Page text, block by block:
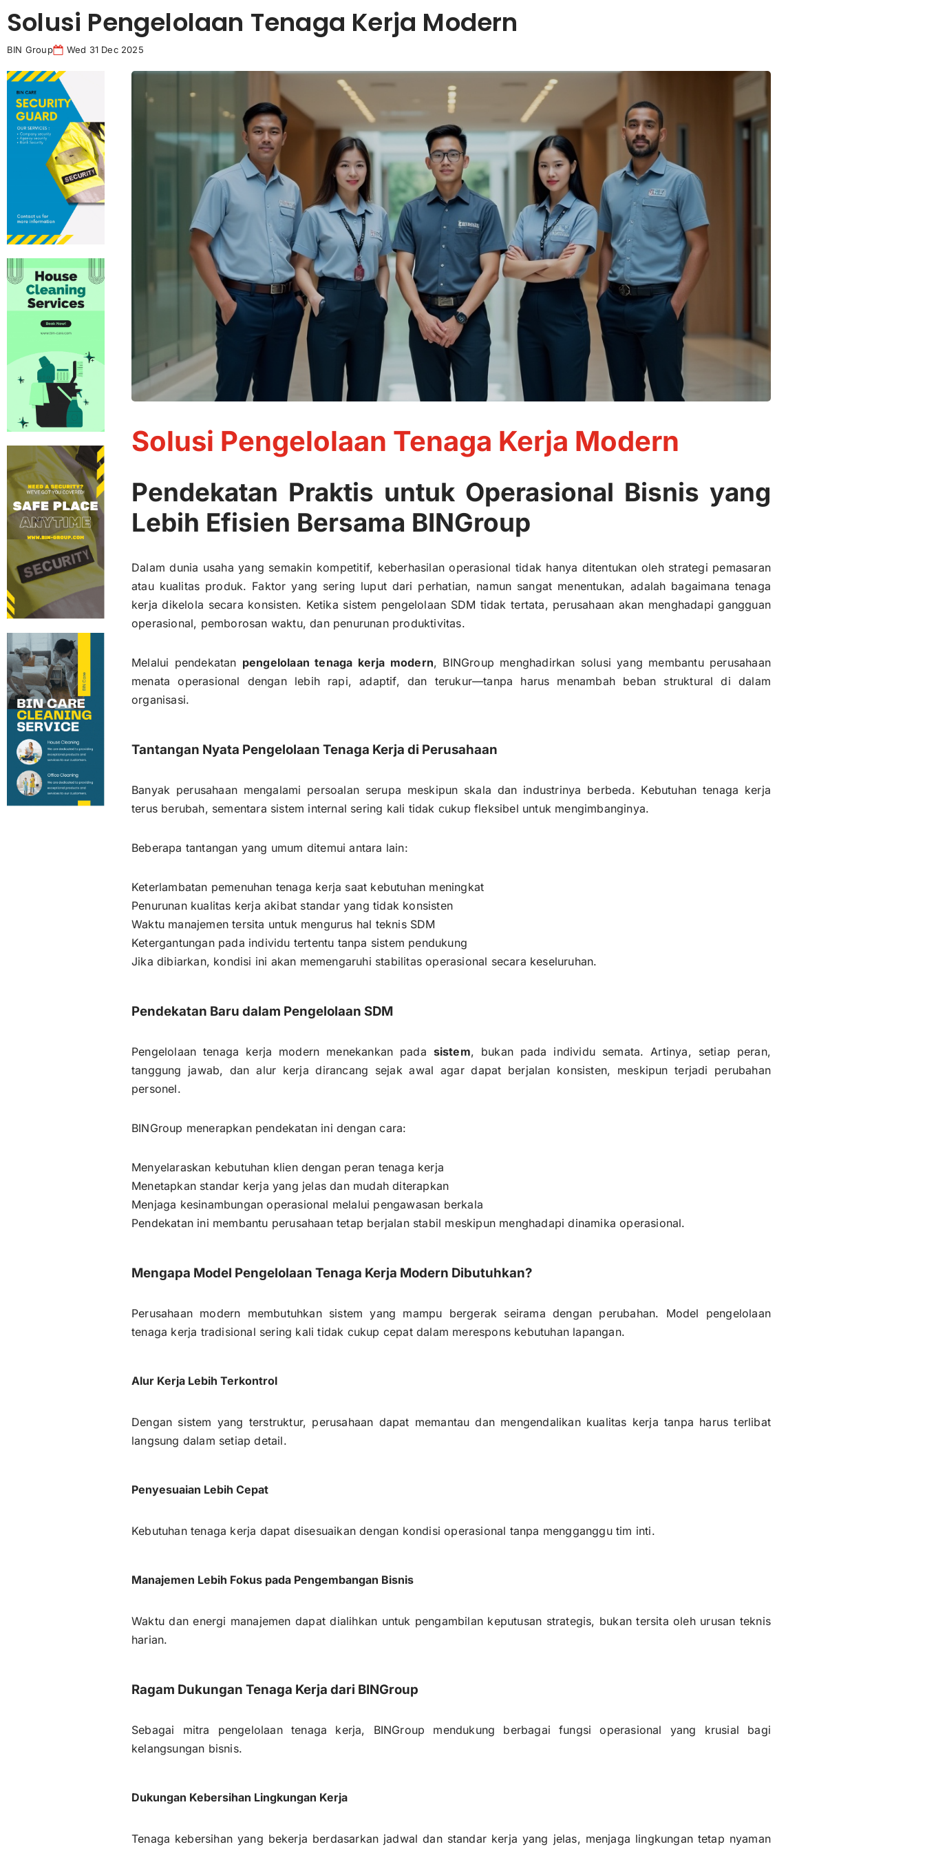
Solusi Pengelolaan Tenaga Kerja Modern
BIN Group Wed 31 Dec 2025
Solusi Pengelolaan Tenaga Kerja Modern
Pendekatan Praktis untuk Operasional Bisnis yang
Lebih Efisien Bersama BINGroup
Dalam dunia usaha yang semakin kompetitif, keberhasilan operasional tidak hanya ditentukan oleh strategi pemasaran
atau kualitas produk. Faktor yang sering luput dari perhatian, namun sangat menentukan, adalah bagaimana tenaga
kerja dikelola secara konsisten. Ketika sistem pengelolaan SDM tidak tertata, perusahaan akan menghadapi gangguan
operasional, pemborosan waktu, dan penurunan produktivitas.
Melalui pendekatan pengelolaan tenaga kerja modern, BINGroup menghadirkan solusi yang membantu perusahaan
menata operasional dengan lebih rapi, adaptif, dan terukur—tanpa harus menambah beban struktural di dalam
organisasi.
Tantangan Nyata Pengelolaan Tenaga Kerja di Perusahaan
Banyak perusahaan mengalami persoalan serupa meskipun skala dan industrinya berbeda. Kebutuhan tenaga kerja
terus berubah, sementara sistem internal sering kali tidak cukup fleksibel untuk mengimbanginya.
Beberapa tantangan yang umum ditemui antara lain:
Keterlambatan pemenuhan tenaga kerja saat kebutuhan meningkat
Penurunan kualitas kerja akibat standar yang tidak konsisten
Waktu manajemen tersita untuk mengurus hal teknis SDM
Ketergantungan pada individu tertentu tanpa sistem pendukung
Jika dibiarkan, kondisi ini akan memengaruhi stabilitas operasional secara keseluruhan.
Pendekatan Baru dalam Pengelolaan SDM
Pengelolaan tenaga kerja modern menekankan pada sistem, bukan pada individu semata. Artinya, setiap peran,
tanggung jawab, dan alur kerja dirancang sejak awal agar dapat berjalan konsisten, meskipun terjadi perubahan
personel.
BINGroup menerapkan pendekatan ini dengan cara:
Menyelaraskan kebutuhan klien dengan peran tenaga kerja
Menetapkan standar kerja yang jelas dan mudah diterapkan
Menjaga kesinambungan operasional melalui pengawasan berkala
Pendekatan ini membantu perusahaan tetap berjalan stabil meskipun menghadapi dinamika operasional.
Mengapa Model Pengelolaan Tenaga Kerja Modern Dibutuhkan?
Perusahaan modern membutuhkan sistem yang mampu bergerak seirama dengan perubahan. Model pengelolaan
tenaga kerja tradisional sering kali tidak cukup cepat dalam merespons kebutuhan lapangan.
Alur Kerja Lebih Terkontrol
Dengan sistem yang terstruktur, perusahaan dapat memantau dan mengendalikan kualitas kerja tanpa harus terlibat
langsung dalam setiap detail.
Penyesuaian Lebih Cepat
Kebutuhan tenaga kerja dapat disesuaikan dengan kondisi operasional tanpa mengganggu tim inti.
Manajemen Lebih Fokus pada Pengembangan Bisnis
Waktu dan energi manajemen dapat dialihkan untuk pengambilan keputusan strategis, bukan tersita oleh urusan teknis
harian.
Ragam Dukungan Tenaga Kerja dari BINGroup
Sebagai mitra pengelolaan tenaga kerja, BINGroup mendukung berbagai fungsi operasional yang krusial bagi
kelangsungan bisnis.
Dukungan Kebersihan Lingkungan Kerja
Tenaga kebersihan yang bekerja berdasarkan jadwal dan standar kerja yang jelas, menjaga lingkungan tetap nyaman